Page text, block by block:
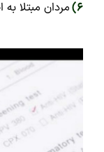
6) مردان مبتلا